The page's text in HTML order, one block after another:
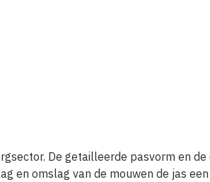
De getailleerde pasvorm en
en omslag van de mouwen de jas